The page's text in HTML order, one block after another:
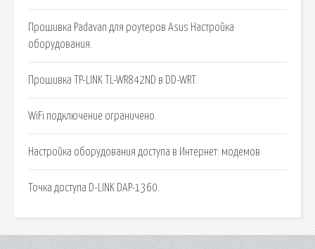
Прошивка Padavan для роутеров Asus Настройка
оборудования.
Прошивка TP-LINK TL-WR842ND в DD-WRT.
WiFi подключение ограничено.
Настройка оборудования доступа в Интернет: модемов
Точка доступа D-LINK DAP-1360.